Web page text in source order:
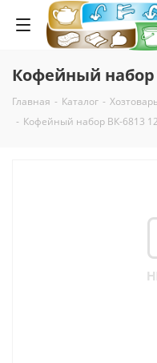
Кофейный набор
Главная - Каталог -
- Кофейный набор ВК-6813